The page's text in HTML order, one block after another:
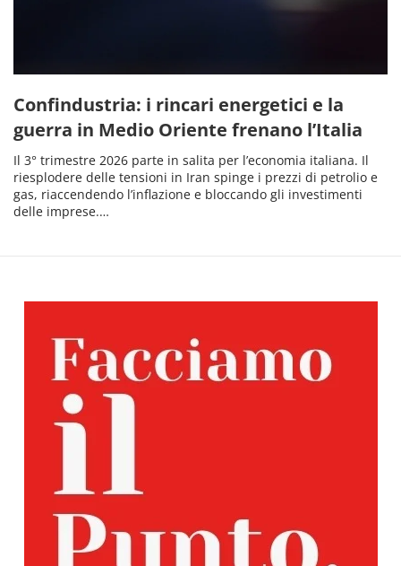
Confindustria: i rincari energetici e la
guerra in Medio Oriente frenano l’Italia
Il 3° trimestre 2026 parte in salita per l’economia italiana. Il
riesplodere delle tensioni in Iran spinge i prezzi di petrolio e
gas, riaccendendo l’inflazione e bloccando gli investimenti
delle imprese.…